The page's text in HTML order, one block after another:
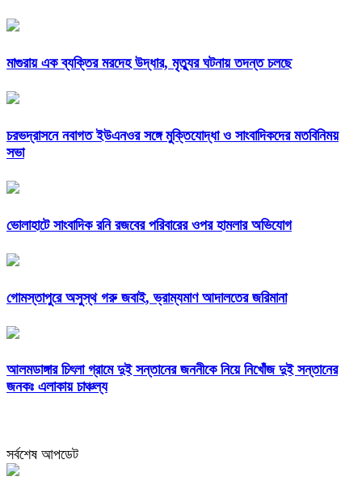
মাগুরায় এক ব্যক্তির মরদেহ উদ্ধার, মৃত্যুর ঘটনায় তদন্ত চলছে
চরভদ্রাসনে নবাগত ইউএনওর সঙ্গে মুক্তিযোদ্ধা ও সাংবাদিকদের মতবিনিময়
সভা
ভোলাহাটে সাংবাদিক রনি রজবের পরিবারের ওপর হামলার অভিযোগ
গোমস্তাপুরে অসুস্থ গরু জবাই, ভ্রাম্যমাণ আদালতের জরিমানা
আলমডাঙ্গার চিৎলা গ্রামে দুই সন্তানের জননীকে নিয়ে নিখোঁজ দুই সন্তানের
জনকঃ এলাকায় চাঞ্চল্য
সর্বশেষ আপডেট